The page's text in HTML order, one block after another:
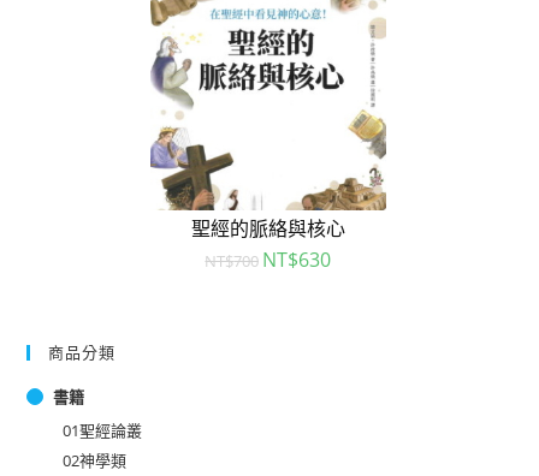
聖經的脈絡與核心
NT$700 NT$630
商品分類
書籍
01聖經論叢
02神學類